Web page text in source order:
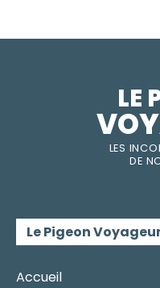
LES INCO
DE
LE
Le Pigeon
Accueil